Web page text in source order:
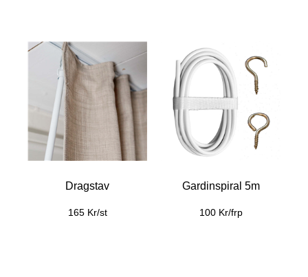
Dragstav
165 Kr/st
Gardinspiral 5m
100 Kr/frp